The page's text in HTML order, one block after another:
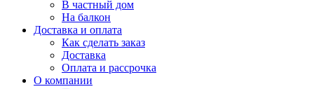
В частный дом
На балкон
Доставка и оплата
Как сделать заказ
Доставка
Оплата и рассрочка
О компании